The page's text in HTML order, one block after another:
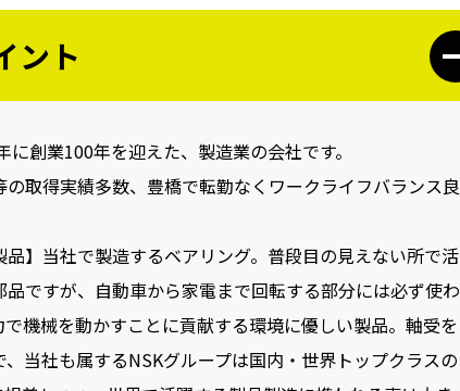
ント
創業100年を迎えた、製造業の会社です。
の取得実績多数、豊橋で転勤なくワークライフバランス良
品】当社で製造するベアリング。普段目の見えない所で活
ですが、自動車から家電まで回転する部分には必ず使わ
機械を動かすことに貢献する環境に優しい製品。軸受を
当社も属するNSKグループは国内・世界トップクラスの